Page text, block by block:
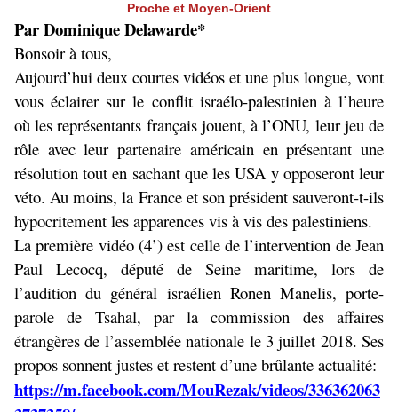
Proche et Moyen-Orient
Par Dominique Delawarde*
Bonsoir à tous,
Aujourd’hui deux courtes vidéos et une plus longue, vont
vous éclairer sur le conflit israélo-palestinien à l’heure
où les représentants français jouent, à l’ONU, leur jeu de
rôle avec leur partenaire américain en présentant une
résolution tout en sachant que les USA y opposeront leur
véto. Au moins, la France et son président sauveront-t-ils
hypocritement les apparences vis à vis des palestiniens.
La première vidéo (4’) est celle de l’intervention de Jean
Paul Lecocq, député de Seine maritime, lors de
l’audition du général israélien Ronen Manelis, porte-
parole de Tsahal, par la commission des affaires
étrangères de l’assemblée nationale le 3 juillet 2018. Ses
propos sonnent justes et restent d’une brûlante actualité:
https://m.facebook.com/MouRezak/videos/336362063